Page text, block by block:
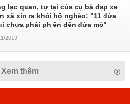
lạc quan, tự tại của cụ bà đạp xe
xã xin ra khỏi hộ nghèo: "11 đứa
chưa phải phiền đến đứa mô"
2019
Xem thêm